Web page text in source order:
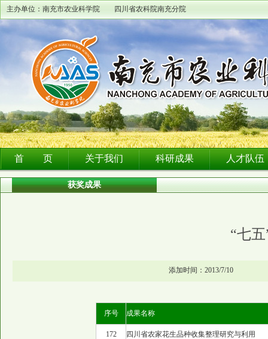
主办单位：南充市农业科学院 四川省农科院南充分院
首 页 关于我们 科研成果 人才队伍
获奖成果
“七
添加时间：2013/7/10
序号 成果名称
172 四川省农家花生品种收集整理研究与利用